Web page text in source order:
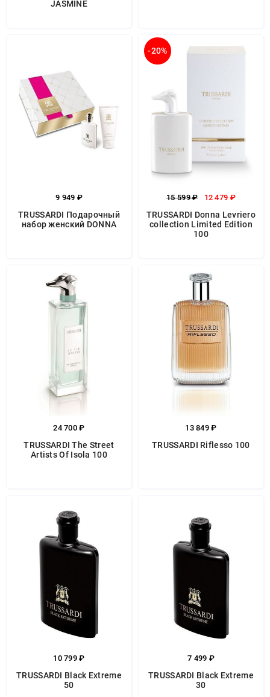
JASMINE
9 949 ₽
TRUSSARDI Подарочный
набор женский DONNA
-20%
15 599 ₽ 12 479 ₽
TRUSSARDI Donna Levriero
collection Limited Edition
100
24 700 ₽
TRUSSARDI The Street
Artists Of Isola 100
13 849 ₽
TRUSSARDI Riflesso 100
10 799 ₽
TRUSSARDI Black Extreme
50
7 499 ₽
TRUSSARDI Black Extreme
30